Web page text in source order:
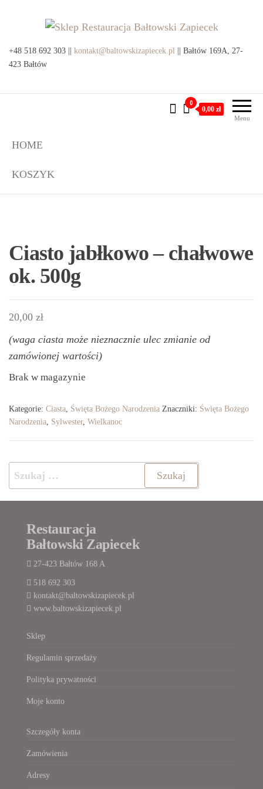
Sklep Restauracja Bałtowski
Produkty lokalne z Bałtowa i
+48 518 692 303 || kontakt@baltowskizapiecek.pl || Bałtów 169A, 27-
423 Bałtów
Menu
0
0,00 zł
HOME
KOSZYK
Ciasto jabłkowo – chałwowe
ok. 500g
20,00 zł
(waga ciasta może nieznacznie ulec zmianie od
zamówionej wartości)
Brak w magazynie
Kategorie: Ciasta Święta Bożego Narodzenia Znaczniki: Święta Bożego
Narodzenia Sylwester, Wielkanoc
Szukaj:
Restauracja
Bałtowski Zapiecek
27-423 Bałtów 168 A
518 692 303
kontakt@baltowskizapiecek.pl
www.baltowskizapiecek.pl
Sklep
Regulamin sprzedaży
Polityka prywatności
Moje konto
Szczegóły konta
Zamówienia
Adresy